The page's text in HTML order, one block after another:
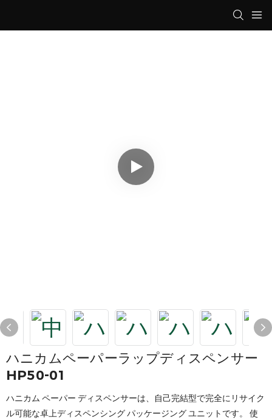
ハニカムペーパーラップディスペンサー
HP50-01
ハニカム ペーパー ディスペンサーは、自己完結型で完全にリサイク
ル可能な卓上ディスペンシング パッケージング ユニットです。 使